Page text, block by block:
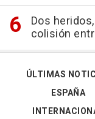
Dos
colisión
ÚLTIMAS
ESPAÑA